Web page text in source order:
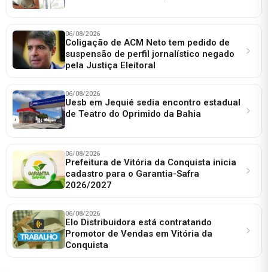
06/08/2026
Coligação de ACM Neto tem pedido de
suspensão de perfil jornalístico negado
pela Justiça Eleitoral
06/08/2026
Uesb em Jequié sedia encontro estadual
de Teatro do Oprimido da Bahia
06/08/2026
Prefeitura de Vitória da Conquista inicia
cadastro para o Garantia-Safra
2026/2027
06/08/2026
Elo Distribuidora está contratando
Promotor de Vendas em Vitória da
Conquista